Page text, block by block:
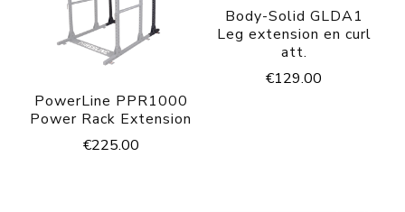
PowerLine PPR1000
Power Rack Extension
€225.00
Body-Solid GLDA1
Leg extension en curl
att.
€129.00